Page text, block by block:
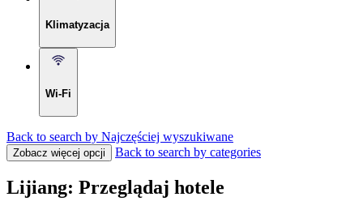
Klimatyzacja
Wi-Fi
Back to search by Najczęściej wyszukiwane
Zobacz więcej opcji Back to search by categories
Lijiang: Przeglądaj hotele